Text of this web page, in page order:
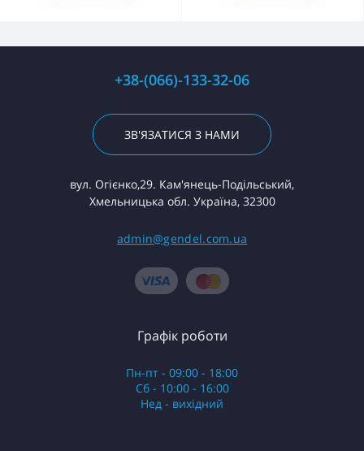
+38-(066)-133-32-06
ЗВ'ЯЗАТИСЯ З НАМИ
вул. Огієнко,29. Кам'янець-Подільський,
Хмельницька обл. Україна, 32300
admin@gendel.com.ua
Графік роботи
Пн-пт - 09:00 - 18:00
Сб - 10:00 - 16:00
Нед - вихідний